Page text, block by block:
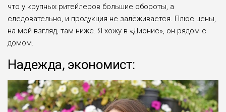
что у крупных ритейлеров большие обороты, а
следователь­но, и продукция не залёживается. Плюс цены,
на мой взгляд, там ни­же. Я хожу в «Дионис», он рядом с
домом.
Надежда, экономист: